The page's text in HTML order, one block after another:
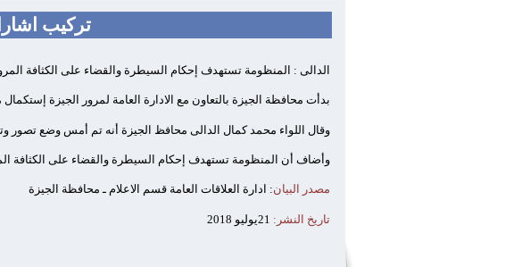
تركيب
الدالى : المنظومة تستهدف إحكام السيطرة والقضاء على الكثافة
بدأت محافظة الجيزة بالتعاون مع الادارة العامة لمرور الجيزة
وقال اللواء محمد كمال الدالى محافظ الجيزة أنه تم أمس وضع تصور
وأضاف أن المنظومة تستهدف إحكام السيطرة والقضاء على الكثافة
مصدر البيان: ادارة العلاقات العامة قسم الاعلام ـ محافظة الجيزة
تاريخ النشر: